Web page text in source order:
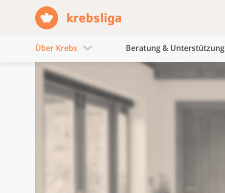
Über Krebs Beratung & Unterstützung